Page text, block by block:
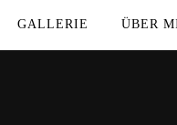
GALLERIE ÜBER